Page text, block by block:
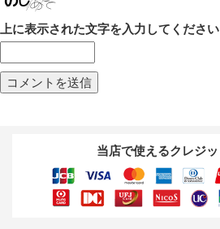
上に表示された文字を入力してください
当店で使えるクレジ